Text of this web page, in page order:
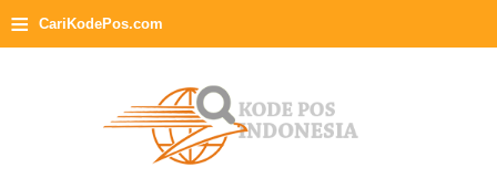
≡ CariKodePos.com